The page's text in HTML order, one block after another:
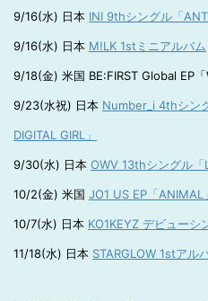
9/16(水) 日本 INI 9thシングル「
9/16(水) 日本 M!LK 1stミニアルバム
9/18(金) 米国 BE:FIRST Global EP「
9/23(水祝) 日本 Number_i 4thシン
DIGITAL GIRL」
9/30(水) 日本 OWV 13thシングル「
10/2(金) 米国 JO1 US EP「ANIMAL」
10/7(水) 日本 KO1KEYZ デビューシ
11/18(水) 日本 STARGLOW 1stアル